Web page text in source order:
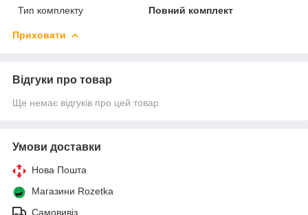
Тип комплекту
Повний комплект
Приховати
Відгуки про товар
Ще немає відгуків про цей товар
Умови доставки
Нова Пошта
Магазини Rozetka
Самовивіз